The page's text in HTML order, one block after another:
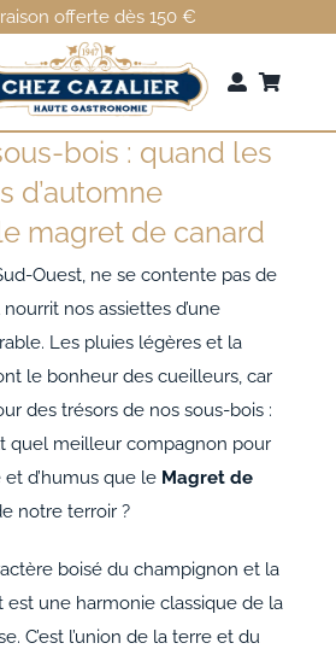
offerte dès 150 €
bois : quand les
d’automne
magret de canard
Ouest, ne se contente pas de
nos assiettes d’une
Les pluies légères et la
le bonheur des cueilleurs, car
des trésors de nos sous-bois :
quel meilleur compagnon pour
d’humus que le Magret de
notre terroir ?
boisé du champignon et la
est une harmonie classique de la
C’est l’union de la terre et du